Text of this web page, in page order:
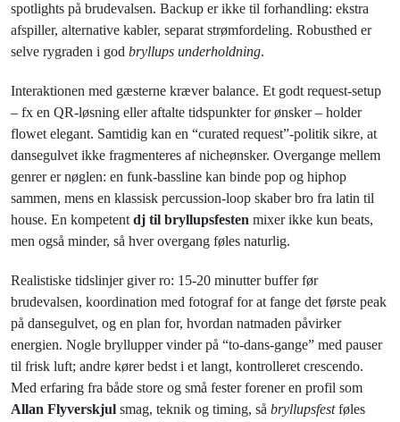
spotlights på brudevalsen. Backup er ikke til forhandling: ekstra
afspiller, alternative kabler, separat strømfordeling. Robusthed er
selve rygraden i god bryllups underholdning.
Interaktionen med gæsterne kræver balance. Et godt request-setup
– fx en QR-løsning eller aftalte tidspunkter for ønsker – holder
flowet elegant. Samtidig kan en “curated request”-politik sikre, at
dansegulvet ikke fragmenteres af nicheønsker. Overgange mellem
genrer er nøglen: en funk-bassline kan binde pop og hiphop
sammen, mens en klassisk percussion-loop skaber bro fra latin til
house. En kompetent dj til bryllupsfesten mixer ikke kun beats,
men også minder, så hver overgang føles naturlig.
Realistiske tidslinjer giver ro: 15-20 minutter buffer før
brudevalsen, koordination med fotograf for at fange det første peak
på dansegulvet, og en plan for, hvordan natmaden påvirker
energien. Nogle bryllupper vinder på “to-dans-gange” med pauser
til frisk luft; andre kører bedst i et langt, kontrolleret crescendo.
Med erfaring fra både store og små fester forener en profil som
Allan Flyverskjul smag, teknik og timing, så bryllupsfestføles